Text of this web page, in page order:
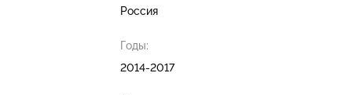
Россия
Годы:
2014-2017